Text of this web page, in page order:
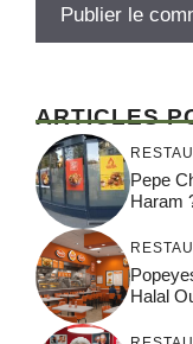
ARTICLES
Pepe
Haram
Halal